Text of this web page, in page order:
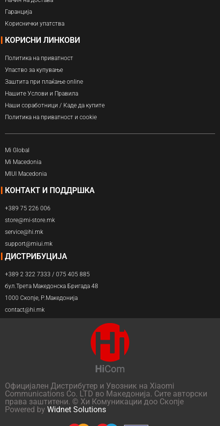
Гаранција
Кориснички упатства
КОРИСНИ ЛИНКОВИ
Политика на приватност
Упаство за купување
Заштита при плаќање online
Нашите Услови и Правила
Наши соработници / Каде да купите
Политика на приватност и cookie
Mi Global
Mi Macedonia
MIUI Macedonia
КОНТАКТ И ПОДДРШКА
+389 75 226 006
store@mi-store.mk
service@hi.mk
support@miui.mk
ДИСТРИБУЦИЈА
+389 2 322 7333 / 075 405 885
бул.Трета Македонска Бригада 48
1000 Скопје, Р.Македонија
contact@hi.mk
Официјален Дистрибутер и Увозник на Xiaomi
Communications Co. LTD во Македонија. Сите авторски
права заштитени. © Хи Комуникации доо Скопје
Powered by Widnet Solutions